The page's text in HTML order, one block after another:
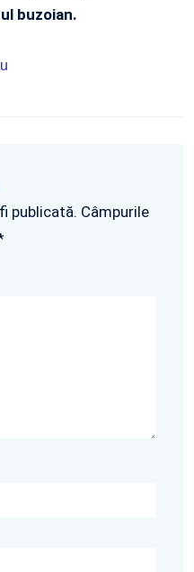
buzoian.
publicată. Câmpurile